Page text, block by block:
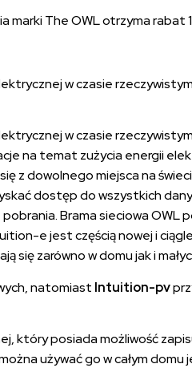
The OWL otrzyma rabat
w czasie
w czasie
na temat zużycia energii
z dowolnego miejsca na
dostęp do wszystkich
Brama sieciowa
e jest częścią nowej i
się zarówno w domu jak i
natomiast Intuition-pv
który posiada możliwość
używać go w całym